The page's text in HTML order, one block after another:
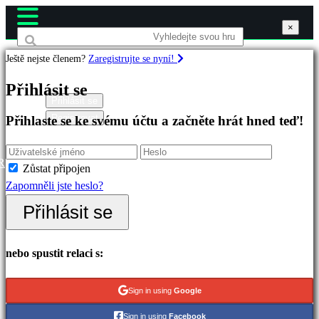
Hry
Doporučené
Nové
verze
Hrát
zdarma
Strategické
Registrovat
×
Ještě nejste členem? Zaregistrujte se nyní!
Přihlásit se
Přihlaste se ke svému účtu a začněte hrát hned teď!
Zůstat připojen
Zapomněli jste heslo?
Přihlásit se
nebo spustit relaci s:
Sign in using Google
Sign in using Facebook
×
×